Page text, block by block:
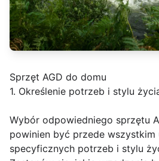
Sprzęt AGD do domu
1. Określenie potrzeb i stylu
Wybór odpowiedniego sprzętu
powinien być przede wszystkim
specyficznych potrzeb i stylu